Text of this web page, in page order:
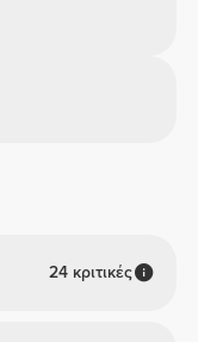
24 κριτικές